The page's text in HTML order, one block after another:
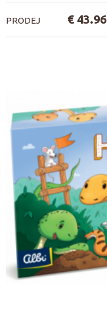
PRODEJ € 43.96